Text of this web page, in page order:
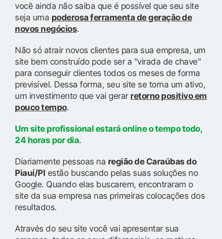
você ainda não saiba que é possível que seu site
seja uma poderosa ferramenta de geração de
novos negócios.
Não só atrair novos clientes para sua empresa, um
site bem construído pode ser a "virada de chave"
para conseguir clientes todos os meses de forma
previsível. Dessa forma, seu site se torna um ativo,
um investimento que vai gerar retorno positivo em
pouco tempo.
Um site profissional estará online o tempo todo,
24 horas por dia.
Diariamente pessoas na região de Caraúbas do
Piauí/PI estão buscando pelas suas soluções no
Google. Quando elas buscarem, encontraram o
site da sua empresa nas primeiras colocações dos
resultados.
Através do seu site você vai apresentar sua